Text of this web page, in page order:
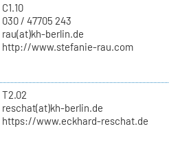
C1.10
030 / 47705 243
rau(at)kh-berlin.de
http://www.stefanie-rau.com
T2.02
reschat(at)kh-berlin.de
https://www.eckhard-reschat.de